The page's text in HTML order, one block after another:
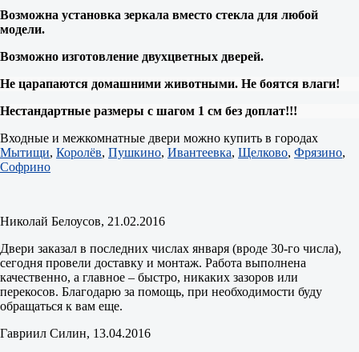
Возможна установка зеркала вместо стекла для любой
модели.
Возможно изготовление двухцветных дверей.
Не царапаются домашними животными. Не боятся влаги!
Нестандартные размеры с шагом 1 см без доплат!!!
Входные и межкомнатные двери можно купить в городах
Мытищи, Королёв, Пушкино, Ивантеевка, Щелково, Фрязино,
Софрино
Николай Белоусов, 21.02.2016
Двери заказал в последних числах января (вроде 30-го числа),
сегодня провели доставку и монтаж. Работа выполнена
качественно, а главное – быстро, никаких зазоров или
перекосов. Благодарю за помощь, при необходимости буду
обращаться к вам еще.
Гавриил Силин, 13.04.2016